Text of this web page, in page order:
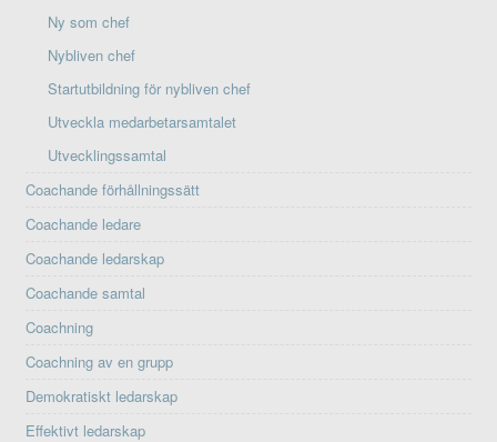
Ny som chef
Nybliven chef
Startutbildning för nybliven chef
Utveckla medarbetarsamtalet
Utvecklingssamtal
Coachande förhållningssätt
Coachande ledare
Coachande ledarskap
Coachande samtal
Coachning
Coachning av en grupp
Demokratiskt ledarskap
Effektivt ledarskap